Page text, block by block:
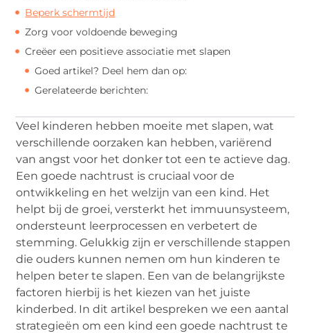
Beperk schermtijd
Zorg voor voldoende beweging
Creëer een positieve associatie met slapen
Goed artikel? Deel hem dan op:
Gerelateerde berichten:
Veel kinderen hebben moeite met slapen, wat
verschillende oorzaken kan hebben, variërend
van angst voor het donker tot een te actieve dag.
Een goede nachtrust is cruciaal voor de
ontwikkeling en het welzijn van een kind. Het
helpt bij de groei, versterkt het immuunsysteem,
ondersteunt leerprocessen en verbetert de
stemming. Gelukkig zijn er verschillende stappen
die ouders kunnen nemen om hun kinderen te
helpen beter te slapen. Een van de belangrijkste
factoren hierbij is het kiezen van het juiste
kinderbed. In dit artikel bespreken we een aantal
strategieën om een kind een goede nachtrust te